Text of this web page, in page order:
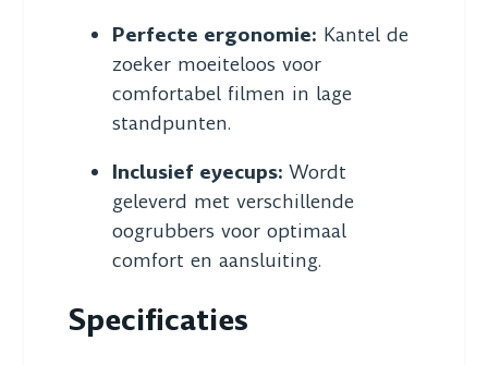
Perfecte ergonomie: Kantel de
zoeker moeiteloos voor
comfortabel filmen in lage
standpunten.
Inclusief eyecups: Wordt
geleverd met verschillende
oogrubbers voor optimaal
comfort en aansluiting.
Specificaties